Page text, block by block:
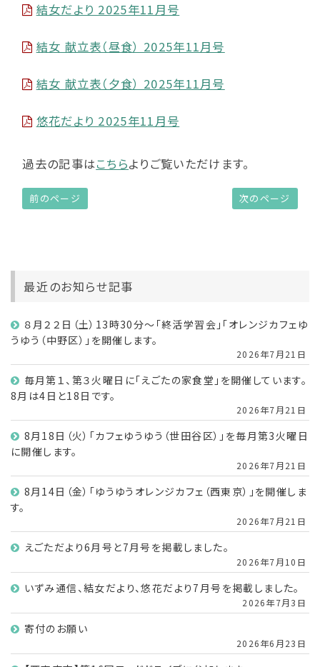
結女だより 2025年11月号
結女 献立表（昼食） 2025年11月号
結女 献立表（夕食） 2025年11月号
悠花だより 2025年11月号
過去の記事はこちらよりご覧いただけます。
前のページ 次のページ
最近のお知らせ記事
８月２２日（土）13時30分～「終活学習会」「オレンジカフェゆ
うゆう（中野区）」を開催します。
2026年7月21日
毎月第１、第３火曜日に「えごたの家食堂」を開催しています。
8月は4日と18日です。
2026年7月21日
8月18日（火）「カフェゆうゆう（世田谷区）」を毎月第3火曜日
に開催します。
2026年7月21日
8月14日（金）「ゆうゆうオレンジカフェ（西東京）」を開催しま
す。
2026年7月21日
えごただより6月号と7月号を掲載しました。
2026年7月10日
いずみ通信、結女だより、悠花だより7月号を掲載しました。
2026年7月3日
寄付のお願い
2026年6月23日